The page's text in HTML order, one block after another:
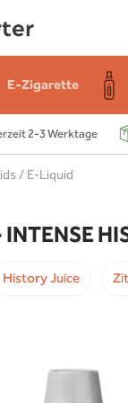
E-Zigarette
2-3 Werktage
/E-Liquid
History Juice